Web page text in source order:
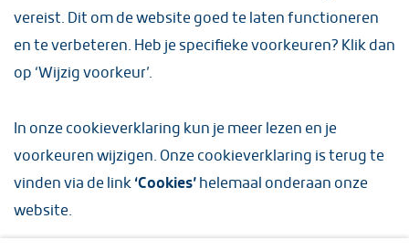
vereist. Dit om de website goed te laten functioneren
en te verbeteren. Heb je specifieke voorkeuren? Klik dan
op ‘Wijzig voorkeur’.
In onze cookieverklaring kun je meer lezen en je
voorkeuren wijzigen. Onze cookieverklaring is terug te
vinden via de link ‘Cookies’ helemaal onderaan onze
website.
De BARE braadpan geeft je de kookprestaties van
gietijzer, maar niet de compromissen van traditioneel
gietijzer. Stoven, bakken, aanbraden, braden, hij doet
het allemaal. De BARE braadpan is 40% lichter dan
gelijkmatiger
. Ook is de pan volledig PFAS-vrij omdat ‘ie
geen coating aan de binnenkant heeft. Hij is geschikt
voor alle warmtebronnen (zelfs inductie), is
ovenbestendig tot 260°C én hij kan tegen metalen